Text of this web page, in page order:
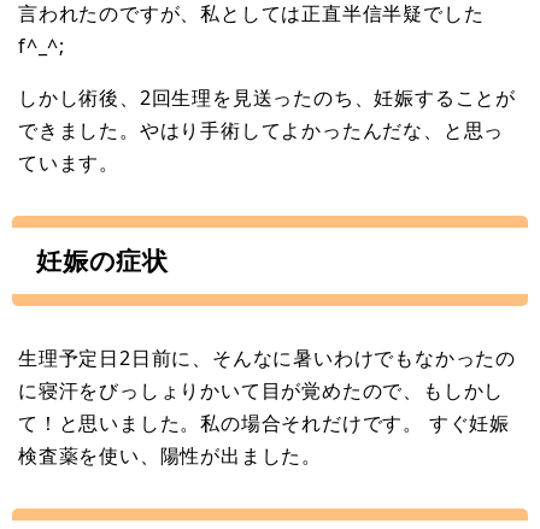
言われたのですが、私としては正直半信半疑でした
f^_^;
しかし術後、2回生理を見送ったのち、妊娠することが
できました。やはり手術してよかったんだな、と思っ
ています。
妊娠の症状
生理予定日2日前に、そんなに暑いわけでもなかったの
に寝汗をびっしょりかいて目が覚めたので、もしかし
て！と思いました。私の場合それだけです。 すぐ妊娠
検査薬を使い、陽性が出ました。